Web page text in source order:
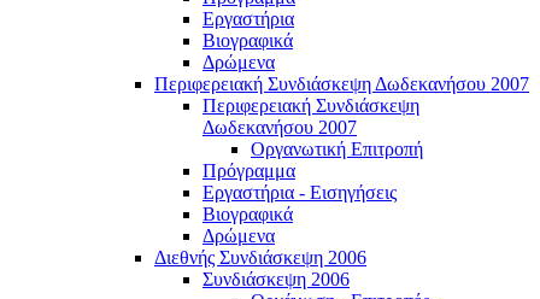
Εργαστήρια
Βιογραφικά
Δρώμενα
Περιφερειακή Συνδιάσκεψη Δωδεκανήσου 2007
Περιφερειακή Συνδιάσκεψη
Δωδεκανήσου 2007
Οργανωτική Επιτροπή
Πρόγραμμα
Εργαστήρια - Εισηγήσεις
Βιογραφικά
Δρώμενα
Διεθνής Συνδιάσκεψη 2006
Συνδιάσκεψη 2006